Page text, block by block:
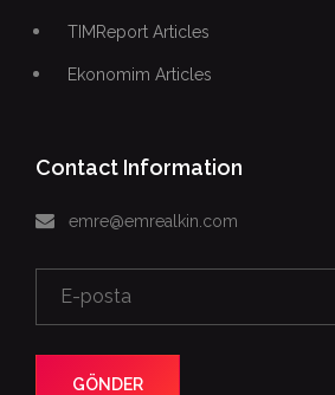
TIMReport Articles
Ekonomim Articles
Contact Information
emre@emrealkin.com
GÖNDER